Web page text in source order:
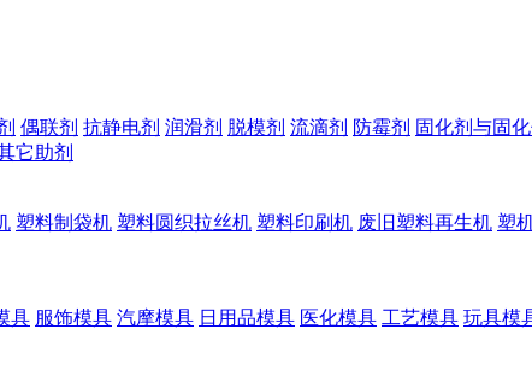
偶联剂 抗静电剂 润滑剂 脱模剂 流滴剂 防霉剂 固化剂与固
它助剂
塑料制袋机 塑料圆织拉丝机 塑料印刷机 废旧塑料再生机 塑
具 服饰模具 汽摩模具 日用品模具 医化模具 工艺模具 玩具模